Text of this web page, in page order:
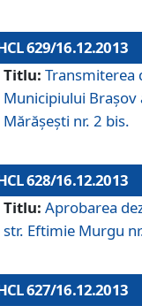
629/16.12.2013
Titlu: Transmiterea
Municipiului Braşov
Mărăşeşti nr. 2 bis.
628/16.12.2013
Titlu: Aprobarea
str. Eftimie Murgu
627/16.12.2013